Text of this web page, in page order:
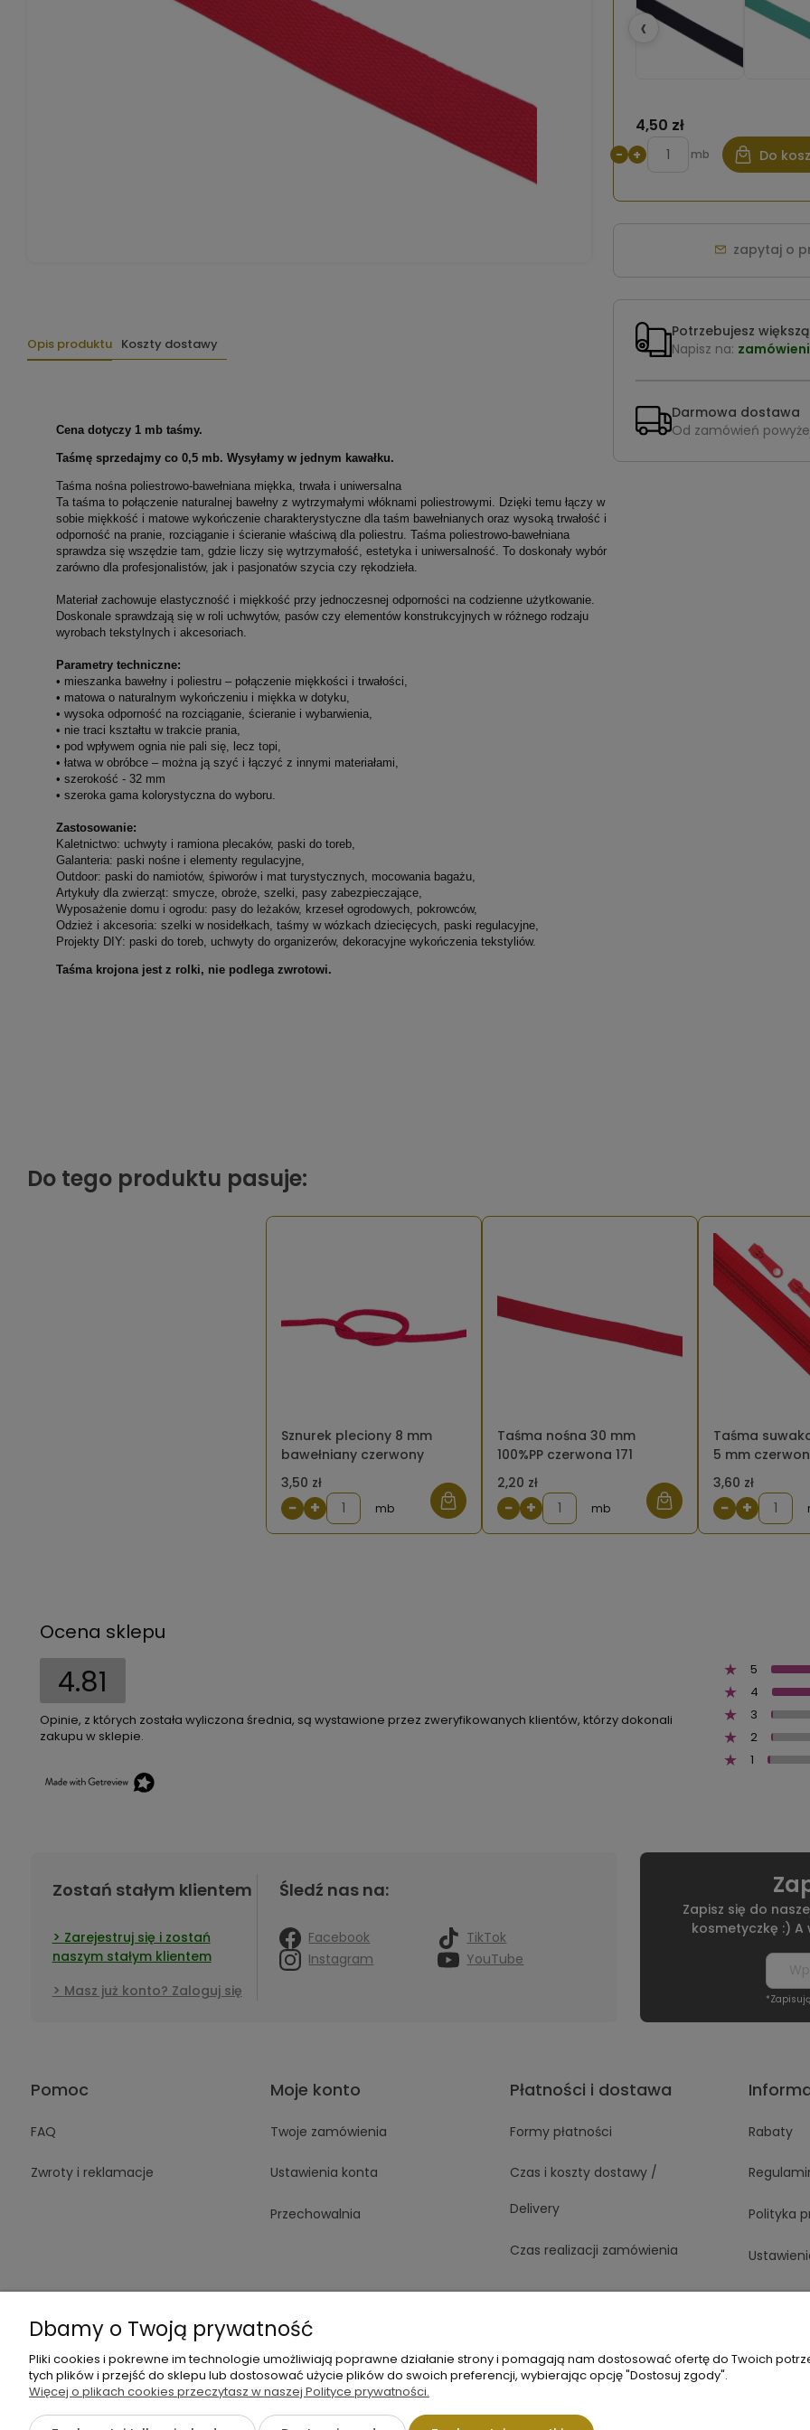
Opis produktu Koszty dostawy
Cena dotyczy 1 mb taśmy.
Taśmę sprzedajmy co 0,5 mb. Wysyłamy w jednym kawałku.
Taśma nośna poliestrowo-bawełniana miękka, trwała i uniwersalna
Ta taśma to połączenie naturalnej bawełny z wytrzymałymi włóknami poliestrowymi. Dzięki temu łączy w
sobie miękkość i matowe wykończenie charakterystyczne dla taśm bawełnianych oraz wysoką trwałość i
odporność na pranie, rozciąganie i ścieranie właściwą dla poliestru. Taśma poliestrowo-bawełniana
sprawdza się wszędzie tam, gdzie liczy się wytrzymałość, estetyka i uniwersalność. To doskonały wybór
zarówno dla profesjonalistów, jak i pasjonatów szycia czy rękodzieła.
Materiał zachowuje elastyczność i miękkość przy jednoczesnej odporności na codzienne użytkowanie.
Doskonale sprawdzają się w roli uchwytów, pasów czy elementów konstrukcyjnych w różnego rodzaju
wyrobach tekstylnych i akcesoriach.
Parametry techniczne:
• mieszanka bawełny i poliestru – połączenie miękkości i trwałości,
• matowa o naturalnym wykończeniu i miękka w dotyku,
• wysoka odporność na rozciąganie, ścieranie i wybarwienia,
• nie traci kształtu w trakcie prania,
• pod wpływem ognia nie pali się, lecz topi,
• łatwa w obróbce – można ją szyć i łączyć z innymi materiałami,
• szerokość - 32 mm
• szeroka gama kolorystyczna do wyboru.
Zastosowanie:
Kaletnictwo: uchwyty i ramiona plecaków, paski do toreb,
Galanteria: paski nośne i elementy regulacyjne,
Outdoor: paski do namiotów, śpiworów i mat turystycznych, mocowania bagażu,
Artykuły dla zwierząt: smycze, obroże, szelki, pasy zabezpieczające,
Wyposażenie domu i ogrodu: pasy do leżaków, krzeseł ogrodowych, pokrowców,
Odzież i akcesoria: szelki w nosidełkach, taśmy w wózkach dziecięcych, paski regulacyjne,
Projekty DIY: paski do toreb, uchwyty do organizerów, dekoracyjne wykończenia tekstyliów.
Taśma krojona jest z rolki, nie podlega zwrotowi.
‹
4,50 zł
− + mb Do
zapytaj o
Potrzebujesz
Napisz na:
Darmowa dostawa
Od zamówień
Do tego produktu pasuje:
Sznurek pleciony 8 mm
bawełniany czerwony
3,50 zł
− + mb
Taśma nośna 30 mm
100%PP czerwona 171
2,20 zł
− + mb
Taśma
5 mm
3,60 zł
− +
Ocena sklepu
4.81
Opinie, z których została wyliczona średnia, są wystawione przez zweryfikowanych klientów, którzy dokonali
zakupu w sklepie.
5
4
3
2
1
Zostań stałym klientem
Zarejestruj się i zostań
naszym stałym klientem
Masz już konto? Zaloguj się
Śledź nas na:
Facebook
TikTok
Instagram
YouTube
Zapisz się do
kosmetyczkę :)
Pomoc
FAQ
Zwroty i reklamacje
Moje konto
Twoje zamówienia
Ustawienia konta
Przechowalnia
Płatności i dostawa
Formy płatności
Czas i koszty dostawy /
Delivery
Czas realizacji zamówienia
Rabaty
Polityka
+48 605 141 363 Napisz do nas
Dbamy o Twoją prywatność
Pliki cookies i pokrewne im technologie umożliwiają poprawne działanie strony i pomagają nam dostosować ofertę do Twoich
tych plików i przejść do sklepu lub dostosować użycie plików do swoich preferencji, wybierając opcję "Dostosuj zgody".
Więcej o plikach cookies przeczytasz w naszej Polityce prywatności.